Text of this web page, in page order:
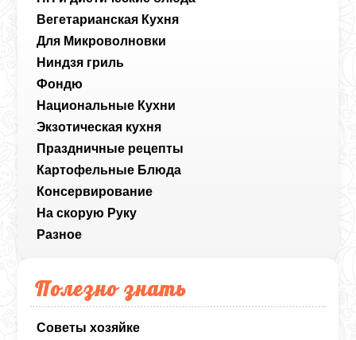
Вегетарианская Кухня
Для Микроволновки
Ниндзя гриль
Фондю
Национальные Кухни
Экзотическая кухня
Праздничные рецепты
Картофельные Блюда
Консервирование
На скорую Руку
Разное
Полезно знать
Советы хозяйке